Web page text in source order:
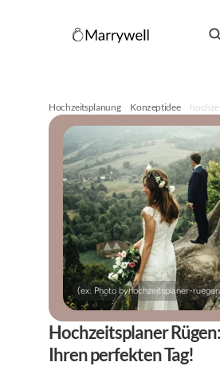
Hochzeitsplanung Konzeptidee
(ex: Photo byhochzeitsplaner-ruegen
Hochzeitsplaner
Ihren perfekten Tag!